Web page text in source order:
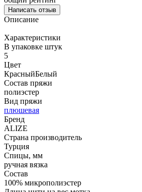
Написать отзыв
Описание
Характеристики
В упаковке штук
5
Цвет
КрасныйБелый
Состав пряжи
полиэстер
Вид пряжи
плюшевая
Бренд
ALIZE
Страна производитель
Турция
Спицы, мм
ручная вязка
Состав
100% микрополиэстер